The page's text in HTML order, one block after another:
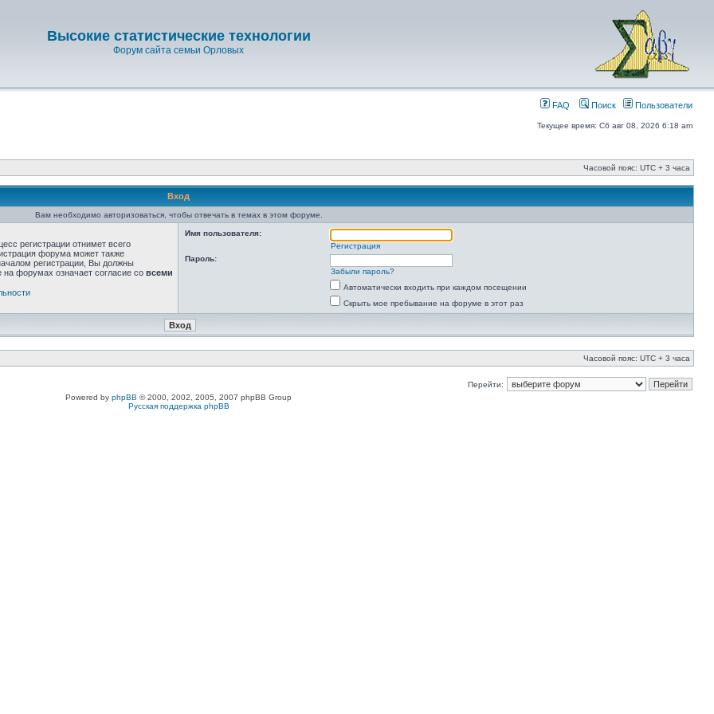
Высокие статистические технологии
Форум сайта семьи Орловых
FAQ Поиск Пользователи
Текущее время: Сб авг 08, 2026 6:18 am
Часовой пояс: UTC + 3 часа
Вход
Вам необходимо авторизоваться, чтобы отвечать в темах в этом форуме.
регистрации отнимет всего
форума может также
регистрации, Вы должны
форумах означает согласие со всеми
Имя пользователя:
Регистрация
Пароль:
Забыли пароль?
Автоматически входить при каждом посещении
Скрыть мое пребывание на форуме в этот раз
Часовой пояс: UTC + 3 часа
Перейти:
Powered by phpBB © 2000, 2002, 2005, 2007 phpBB Group
Русская поддержка phpBB